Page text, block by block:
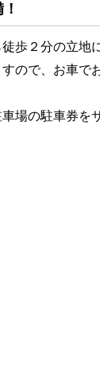
歩２分の立地に
で、お車で
の駐車券を